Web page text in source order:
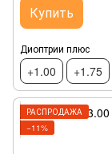
Купить
Диоптрии плюс
+1.00 +1.75
РАСПРОДАЖА
−11%